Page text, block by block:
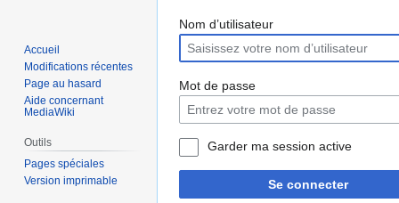
Aller
la
navigation
Aller
la
recherche
Nom d’utilisateur
Mot de passe
Garder ma session active
Se connecter
Accueil
Modifications récentes
Page au hasard
Aide concernant
MediaWiki
Outils
Pages spéciales
Version imprimable